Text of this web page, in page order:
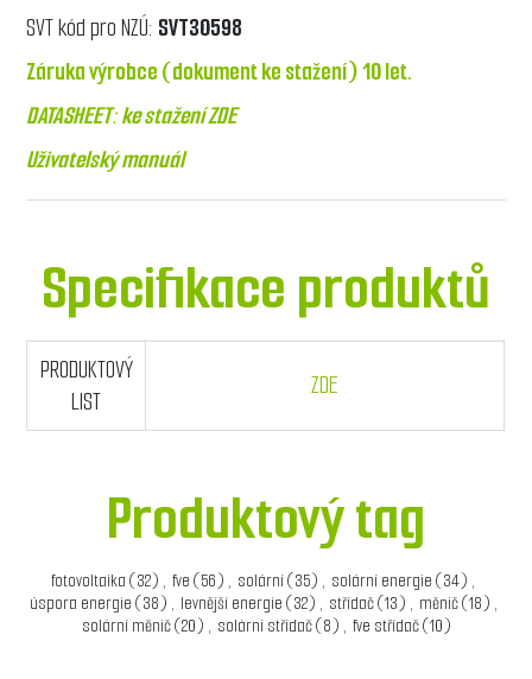
SVT kód pro NZÚ: SVT30598
Záruka výrobce (dokument ke stažení)10 let.
DATASHEET:ke stažení ZDE
Uživatelský manuál
Specifikace produktů
PRODUKTOVÝ
LIST
ZDE
Produktový tag
fotovoltaika (32) , fve (56) , solární(35) , solární energie (34) ,
úspora energie (38) , levnější energie (32) , střídač(13) , měnič(18) ,
solární měnič(20) , solární střídač(8) , fve střídač(10)